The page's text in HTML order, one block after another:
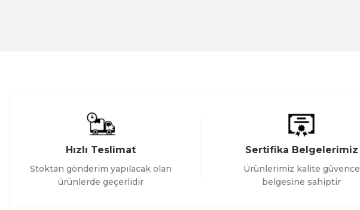
Hızlı Teslimat
Stoktan gönderim yapılacak olan
ürünlerde geçerlidir
Sertifika Belgelerimiz
Ürünlerimiz kalite güvence
belgesine sahiptir